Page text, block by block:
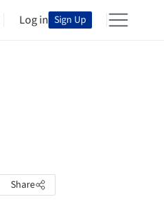
Log in Sign Up
Share